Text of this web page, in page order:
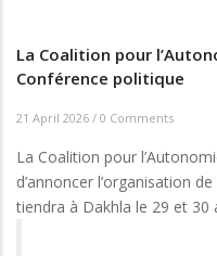
La Coalition pour
Conférence politique
21 April 2026 / 0 Comments
La Coalition pour
d’annoncer l’organisation
tiendra à Dakhla le 29 et 30